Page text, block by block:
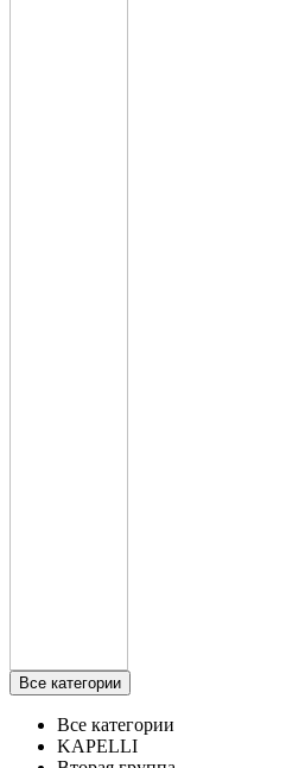
Все категории
Все категории
KAPELLI